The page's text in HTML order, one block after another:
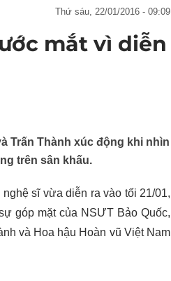
thứ sáu, 22/01/2016 - 09:09
mắt vì diễn
Trấn Thành xúc động khi nhìn
trên sân khấu.
sĩ vừa diễn ra vào tối 21/01,
góp mặt của NSƯT Bảo Quốc,
và Hoa hậu Hoàn vũ Việt Nam